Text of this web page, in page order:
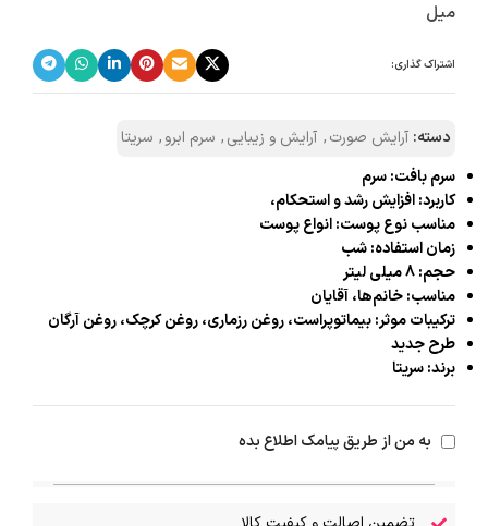
میل
اشتراک گذاری:
دسته: آرایش صورت, آرایش و زیبایی, سرم ابرو, سریتا
سرم بافت: سرم
کاربرد: افزایش رشد و استحکام،
مناسب نوع پوست: انواع پوست
زمان استفاده: شب
حجم: 8 میلی لیتر
مناسب: خانم‌ها، آقایان
ترکیبات موثر: بیماتوپراست، روغن رزماری، روغن کرچک، روغن آرگان
طرح جدید
برند: سریتا
به من از طریق پیامک اطلاع بده